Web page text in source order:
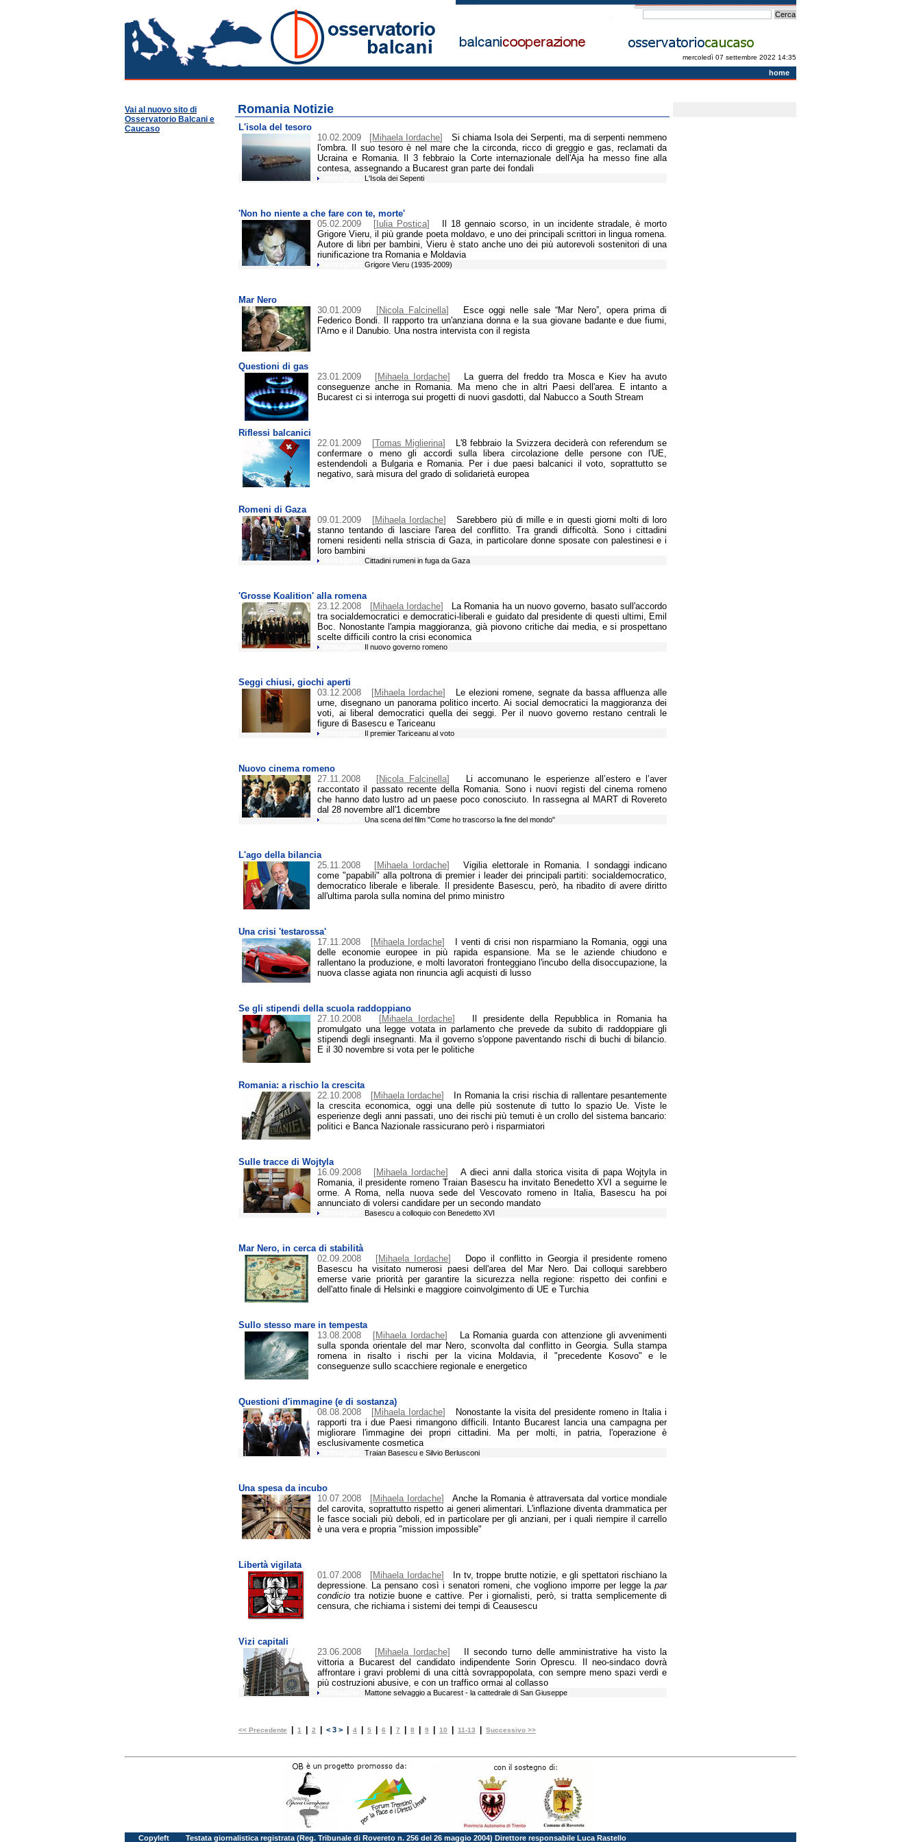
mercoledì 07 settembre 2022 14:35
home
Vai al nuovo sito di
Osservatorio Balcani e
Caucaso
Romania Notizie
L'isola del tesoro
10.02.2009
[Mihaela Iordache]
Si chiama Isola dei Serpenti, ma di serpenti nemmeno
l'ombra. Il suo tesoro è nel mare che la circonda, ricco di greggio e gas, reclamati da
Ucraina e Romania. Il 3 febbraio la Corte internazionale dell'Aja ha messo fine alla
contesa, assegnando a Bucarest gran parte dei fondali
L'Isola dei Sepenti
'Non ho niente a che fare con te, morte'
05.02.2009
[Iulia Postica]
Il 18 gennaio scorso, in un incidente stradale, è morto
Grigore Vieru, il più grande poeta moldavo, e uno dei principali scrittori in lingua romena.
Autore di libri per bambini, Vieru è stato anche uno dei più autorevoli sostenitori di una
riunificazione tra Romania e Moldavia
Immagine:Grigore Vieru (1935-2009)
Mar Nero
30.01.2009
[Nicola Falcinella]
Esce oggi nelle sale “Mar Nero”, opera prima di
Federico Bondi. Il rapporto tra un'anziana donna e la sua giovane badante e due fiumi,
l'Arno e il Danubio. Una nostra intervista con il regista
Questioni di gas
23.01.2009
[Mihaela Iordache]
La guerra del freddo tra Mosca e Kiev ha avuto
conseguenze anche in Romania. Ma meno che in altri Paesi dell'area. E intanto a
Bucarest ci si interroga sui progetti di nuovi gasdotti, dal Nabucco a South Stream
Riflessi balcanici
22.01.2009
[Tomas Miglierina]
L'8 febbraio la Svizzera deciderà con referendum se
confermare o meno gli accordi sulla libera circolazione delle persone con l'UE,
estendendoli a Bulgaria e Romania. Per i due paesi balcanici il voto, soprattutto se
negativo, sarà misura del grado di solidarietà europea
Romeni di Gaza
09.01.2009
[Mihaela Iordache]
Sarebbero più di mille e in questi giorni molti di loro
stanno tentando di lasciare l'area del conflitto. Tra grandi difficoltà. Sono i cittadini
romeni residenti nella striscia di Gaza, in particolare donne sposate con palestinesi e i
loro bambini
Immagine:Cittadini rumeni in fuga da Gaza
'Grosse Koalition' alla romena
23.12.2008
[Mihaela Iordache]
La Romania ha un nuovo governo, basato sull'accordo
tra socialdemocratici e democratici-liberali e guidato dal presidente di questi ultimi, Emil
Boc. Nonostante l'ampia maggioranza, già piovono critiche dai media, e si prospettano
scelte difficili contro la crisi economica
Il nuovo governo romeno
Seggi chiusi, giochi aperti
03.12.2008
[Mihaela Iordache]
Le elezioni romene, segnate da bassa affluenza alle
urne, disegnano un panorama politico incerto. Ai social democratici la maggioranza dei
voti, ai liberal democratici quella dei seggi. Per il nuovo governo restano centrali le
figure di Basescu e Tariceanu
Il premier Tariceanu al voto
Nuovo cinema romeno
27.11.2008
[Nicola Falcinella]
Li accomunano le esperienze all’estero e l’aver
raccontato il passato recente della Romania. Sono i nuovi registi del cinema romeno
che hanno dato lustro ad un paese poco conosciuto. In rassegna al MART di Rovereto
dal 28 novembre all'1 dicembre
Immagine:Una scena del film "Come ho trascorso la fine del mondo"
L'ago della bilancia
25.11.2008
[Mihaela Iordache]
Vigilia elettorale in Romania. I sondaggi indicano
come "papabili" alla poltrona di premier i leader dei principali partiti: socialdemocratico,
democratico liberale e liberale. Il presidente Basescu, però, ha ribadito di avere diritto
all'ultima parola sulla nomina del primo ministro
Una crisi 'testarossa'
17.11.2008
[Mihaela Iordache]
I venti di crisi non risparmiano la Romania, oggi una
delle economie europee in più rapida espansione. Ma se le aziende chiudono e
rallentano la produzione, e molti lavoratori fronteggiano l'incubo della disoccupazione, la
nuova classe agiata non rinuncia agli acquisti di lusso
Se gli stipendi della scuola raddoppiano
27.10.2008
[Mihaela Iordache]
Il presidente della Repubblica in Romania ha
promulgato una legge votata in parlamento che prevede da subito di raddoppiare gli
stipendi degli insegnanti. Ma il governo s'oppone paventando rischi di buchi di bilancio.
E il 30 novembre si vota per le politiche
Romania: a rischio la crescita
22.10.2008
[Mihaela Iordache]
In Romania la crisi rischia di rallentare pesantemente
la crescita economica, oggi una delle più sostenute di tutto lo spazio Ue. Viste le
esperienze degli anni passati, uno dei rischi più temuti è un crollo del sistema bancario:
politici e Banca Nazionale rassicurano però i risparmiatori
Sulle tracce di Wojtyla
16.09.2008
[Mihaela Iordache]
A dieci anni dalla storica visita di papa Wojtyla in
Romania, il presidente romeno Traian Basescu ha invitato Benedetto XVI a seguirne le
orme. A Roma, nella nuova sede del Vescovato romeno in Italia, Basescu ha poi
annunciato di volersi candidare per un secondo mandato
Basescu a colloquio con Benedetto XVI
Mar Nero, in cerca di stabilità
02.09.2008
[Mihaela Iordache]
Dopo il conflitto in Georgia il presidente romeno
Basescu ha visitato numerosi paesi dell'area del Mar Nero. Dai colloqui sarebbero
emerse varie priorità per garantire la sicurezza nella regione: rispetto dei confini e
dell'atto finale di Helsinki e maggiore coinvolgimento di UE e Turchia
Sullo stesso mare in tempesta
13.08.2008
[Mihaela Iordache]
La Romania guarda con attenzione gli avvenimenti
sulla sponda orientale del mar Nero, sconvolta dal conflitto in Georgia. Sulla stampa
romena in risalto i rischi per la vicina Moldavia, il "precedente Kosovo" e le
conseguenze sullo scacchiere regionale e energetico
Questioni d'immagine (e di sostanza)
08.08.2008
[Mihaela Iordache]
Nonostante la visita del presidente romeno in Italia i
rapporti tra i due Paesi rimangono difficili. Intanto Bucarest lancia una campagna per
migliorare l'immagine dei propri cittadini. Ma per molti, in patria, l'operazione è
esclusivamente cosmetica
Immagine:Traian Basescu e Silvio Berlusconi
Una spesa da incubo
10.07.2008
[Mihaela Iordache]
Anche la Romania è attraversata dal vortice mondiale
del carovita, soprattutto rispetto ai generi alimentari. L'inflazione diventa drammatica per
le fasce sociali più deboli, ed in particolare per gli anziani, per i quali riempire il carrello
è una vera e propria "mission impossible"
Libertà vigilata
01.07.2008
[Mihaela Iordache]
In tv, troppe brutte notizie, e gli spettatori rischiano la
depressione. La pensano così i senatori romeni, che vogliono imporre per legge lapar
condicio tra notizie buone e cattive. Per i giornalisti, però, si tratta semplicemente di
censura, che richiama i sistemi dei tempi di Ceausescu
Vizi capitali
23.06.2008
[Mihaela Iordache]
II secondo turno delle amministrative ha visto la
vittoria a Bucarest del candidato indipendente Sorin Oprescu. Il neo-sindaco dovrà
affrontare i gravi problemi di una città sovrappopolata, con sempre meno spazi verdi e
più costruzioni abusive, e con un traffico ormai al collasso
Mattone selvaggio a Bucarest - la cattedrale di San Giuseppe
<< Precedente 1 2 < 3 > 4 5 6 7 8 9 10 11-13 Successivo >>
Copyleft Testata giornalistica registrata (Reg. Tribunale di Rovereto n. 256 del 26 maggio 2004) Direttore responsabile Luca Rastello